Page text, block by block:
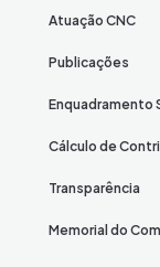
Atuação CNC
Publicações
Enquadramento
Cálculo de
Transparência
Memorial do